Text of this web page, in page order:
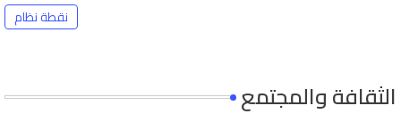
نقطة نظام
الثقافة والمجتمع